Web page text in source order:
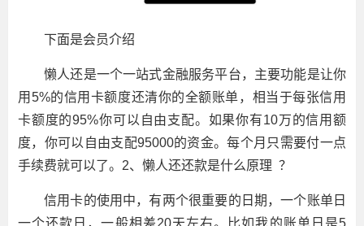
下面是会员介绍
懒人还是一个一站式金融服务平台，主要功能是让你
用5%的信用卡额度还清你的全额账单，相当于每张信用
卡额度的95%你可以自由支配。如果你有10万的信用额
度，你可以自由支配95000的资金。每个月只需要付一点
手续费就可以了。2、懒人还还款是什么原理 ？
信用卡的使用中，有两个很重要的日期，一个账单日
一个还款日，一般相差20天左右。比如我的账单日是5